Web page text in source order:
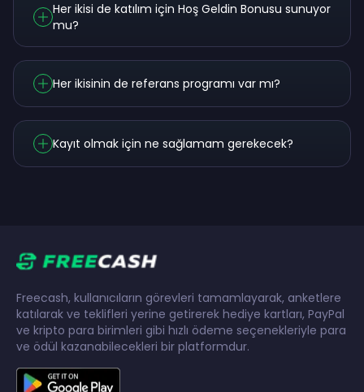
Her ikisi de katılım için Hoş Geldin Bonusu sunuyor
mu?
Her ikisinin de referans programı var mı?
Kayıt olmak için ne sağlamam gerekecek?
Freecash, kullanıcıların görevleri tamamlayarak, anketlere
katılarak ve teklifleri yerine getirerek hediye kartları, PayPal
ve kripto para birimleri gibi hızlı ödeme seçenekleriyle para
ve ödül kazanabilecekleri bir platformdur.